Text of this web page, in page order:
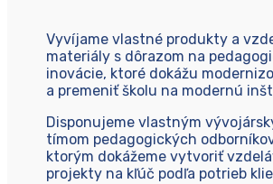
Vyvíjame vlastné produkty a
materiály s dôrazom na
inovácie, ktoré dokážu
a premeniť školu na modernú
Disponujeme vlastným
tímom pedagogických
ktorým dokážeme vytvoriť
projekty na kľúč podľa potrieb